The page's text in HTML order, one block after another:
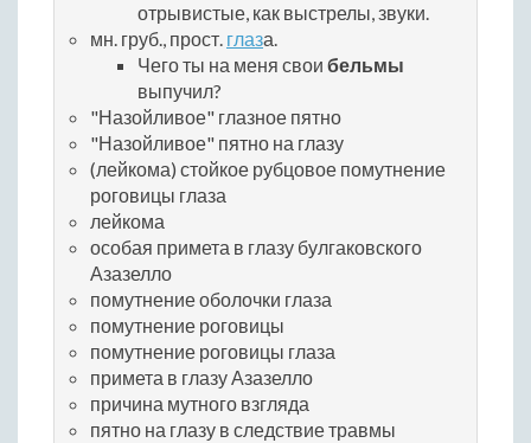
отрывистые, как выстрелы, звуки.
мн. груб., прост. глаза.
Чего ты на меня свои бельмы
выпучил?
"Назойливое" глазное пятно
"Назойливое" пятно на глазу
(лейкома) стойкое рубцовое помутнение
роговицы глаза
лейкома
особая примета в глазу булгаковского
Азазелло
помутнение оболочки глаза
помутнение роговицы
помутнение роговицы глаза
примета в глазу Азазелло
причина мутного взгляда
пятно на глазу в следствие травмы